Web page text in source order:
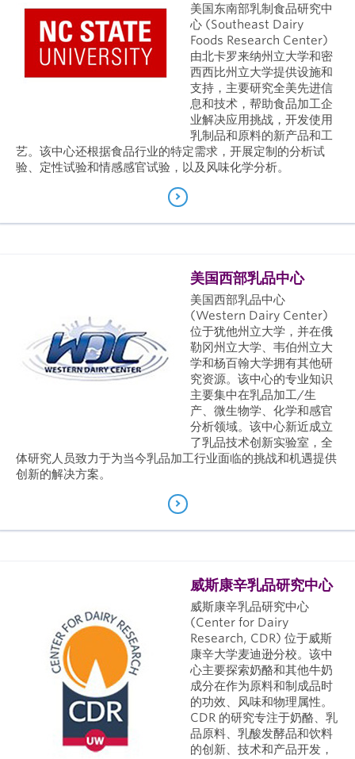
美国东南部乳制食品研究中
心 (Southeast Dairy
Foods Research Center)
由北卡罗来纳州立大学和密
西西比州立大学提供设施和
支持，主要研究全美先进信
息和技术，帮助食品加工企
业解决应用挑战，开发使用
乳制品和原料的新产品和工
艺。该中心还根据食品行业的特定需求，开展定制的分析试
验、定性试验和情感感官试验，以及风味化学分析。
美国西部乳品中心
美国西部乳品中心
(Western Dairy Center)
位于犹他州立大学，并在俄
勒冈州立大学、韦伯州立大
学和杨百翰大学拥有其他研
究资源。该中心的专业知识
主要集中在乳品加工/生
产、微生物学、化学和感官
分析领域。该中心新近成立
了乳品技术创新实验室，全
体研究人员致力于为当今乳品加工行业面临的挑战和机遇提供
创新的解决方案。
威斯康辛乳品研究中心
威斯康辛乳品研究中心
(Center for Dairy
Research, CDR) 位于威斯
康辛大学麦迪逊分校。该中
心主要探索奶酪和其他牛奶
成分在作为原料和制成品时
的功效、风味和物理属性。
CDR 的研究专注于奶酪、乳
品原料、乳酸发酵品和饮料
的创新、技术和产品开发，